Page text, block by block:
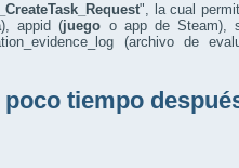
", la cual
), appid (juego o app de Steam),
(archivo de
tiempo